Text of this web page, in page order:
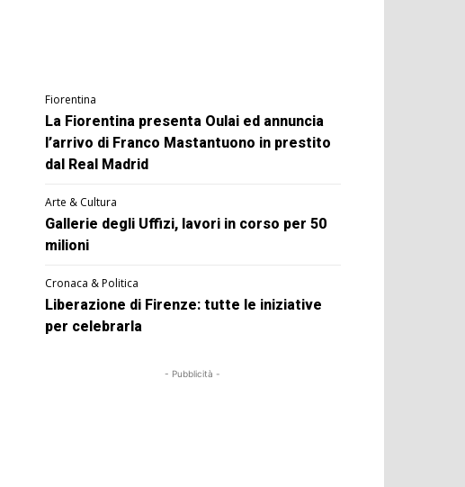
Fiorentina
La Fiorentina presenta Oulai ed annuncia
l’arrivo di Franco Mastantuono in prestito
dal Real Madrid
Arte & Cultura
Gallerie degli Uffizi, lavori in corso per 50
milioni
Cronaca & Politica
Liberazione di Firenze: tutte le iniziative
per celebrarla
- Pubblicità -